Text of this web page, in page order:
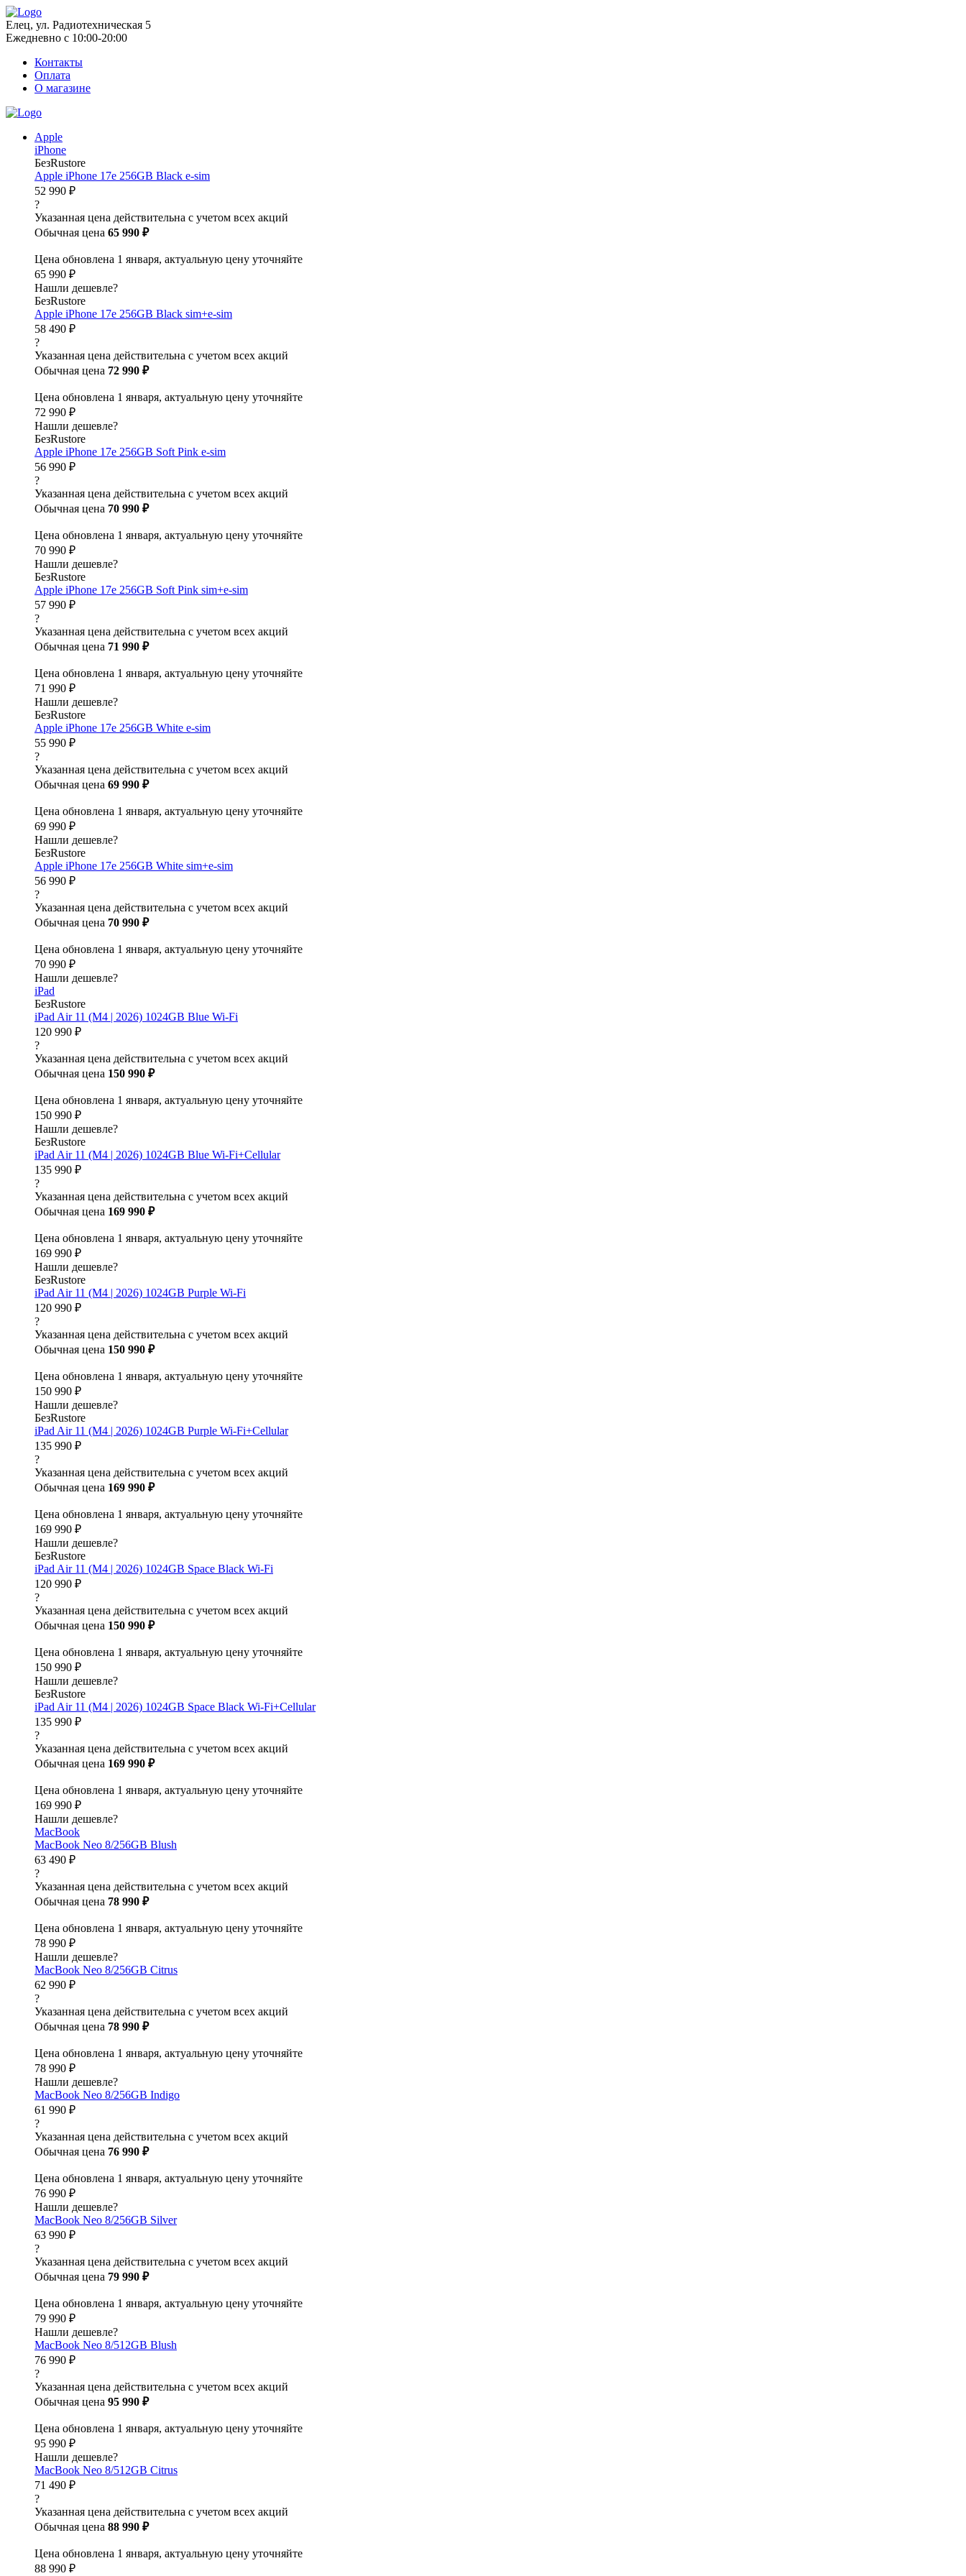
Елец, ул. Радиотехническая 5
Ежедневно с 10:00-20:00
Контакты
Оплата
О магазине
Apple
iPhone
БезRustore
Apple iPhone 17e 256GB Black e-sim
52 990 ₽
?
Указанная цена действительна с учетом всех акций
Обычная цена 65 990 ₽
Цена обновлена 1 января, актуальную цену уточняйте
65 990 ₽
Нашли дешевле?
БезRustore
Apple iPhone 17e 256GB Black sim+e-sim
58 490 ₽
?
Указанная цена действительна с учетом всех акций
Обычная цена 72 990 ₽
Цена обновлена 1 января, актуальную цену уточняйте
72 990 ₽
Нашли дешевле?
БезRustore
Apple iPhone 17e 256GB Soft Pink e-sim
56 990 ₽
?
Указанная цена действительна с учетом всех акций
Обычная цена 70 990 ₽
Цена обновлена 1 января, актуальную цену уточняйте
70 990 ₽
Нашли дешевле?
БезRustore
Apple iPhone 17e 256GB Soft Pink sim+e-sim
57 990 ₽
?
Указанная цена действительна с учетом всех акций
Обычная цена 71 990 ₽
Цена обновлена 1 января, актуальную цену уточняйте
71 990 ₽
Нашли дешевле?
БезRustore
Apple iPhone 17e 256GB White e-sim
55 990 ₽
?
Указанная цена действительна с учетом всех акций
Обычная цена 69 990 ₽
Цена обновлена 1 января, актуальную цену уточняйте
69 990 ₽
Нашли дешевле?
БезRustore
Apple iPhone 17e 256GB White sim+e-sim
56 990 ₽
?
Указанная цена действительна с учетом всех акций
Обычная цена 70 990 ₽
Цена обновлена 1 января, актуальную цену уточняйте
70 990 ₽
Нашли дешевле?
iPad
БезRustore
iPad Air 11 (M4 | 2026) 1024GB Blue Wi-Fi
120 990 ₽
?
Указанная цена действительна с учетом всех акций
Обычная цена 150 990 ₽
Цена обновлена 1 января, актуальную цену уточняйте
150 990 ₽
Нашли дешевле?
БезRustore
iPad Air 11 (M4 | 2026) 1024GB Blue Wi-Fi+Cellular
135 990 ₽
?
Указанная цена действительна с учетом всех акций
Обычная цена 169 990 ₽
Цена обновлена 1 января, актуальную цену уточняйте
169 990 ₽
Нашли дешевле?
БезRustore
iPad Air 11 (M4 | 2026) 1024GB Purple Wi-Fi
120 990 ₽
?
Указанная цена действительна с учетом всех акций
Обычная цена 150 990 ₽
Цена обновлена 1 января, актуальную цену уточняйте
150 990 ₽
Нашли дешевле?
БезRustore
iPad Air 11 (M4 | 2026) 1024GB Purple Wi-Fi+Cellular
135 990 ₽
?
Указанная цена действительна с учетом всех акций
Обычная цена 169 990 ₽
Цена обновлена 1 января, актуальную цену уточняйте
169 990 ₽
Нашли дешевле?
БезRustore
iPad Air 11 (M4 | 2026) 1024GB Space Black Wi-Fi
120 990 ₽
?
Указанная цена действительна с учетом всех акций
Обычная цена 150 990 ₽
Цена обновлена 1 января, актуальную цену уточняйте
150 990 ₽
Нашли дешевле?
БезRustore
iPad Air 11 (M4 | 2026) 1024GB Space Black Wi-Fi+Cellular
135 990 ₽
?
Указанная цена действительна с учетом всех акций
Обычная цена 169 990 ₽
Цена обновлена 1 января, актуальную цену уточняйте
169 990 ₽
Нашли дешевле?
MacBook
MacBook Neo 8/256GB Blush
63 490 ₽
?
Указанная цена действительна с учетом всех акций
Обычная цена 78 990 ₽
Цена обновлена 1 января, актуальную цену уточняйте
78 990 ₽
Нашли дешевле?
MacBook Neo 8/256GB Citrus
62 990 ₽
?
Указанная цена действительна с учетом всех акций
Обычная цена 78 990 ₽
Цена обновлена 1 января, актуальную цену уточняйте
78 990 ₽
Нашли дешевле?
MacBook Neo 8/256GB Indigo
61 990 ₽
?
Указанная цена действительна с учетом всех акций
Обычная цена 76 990 ₽
Цена обновлена 1 января, актуальную цену уточняйте
76 990 ₽
Нашли дешевле?
MacBook Neo 8/256GB Silver
63 990 ₽
?
Указанная цена действительна с учетом всех акций
Обычная цена 79 990 ₽
Цена обновлена 1 января, актуальную цену уточняйте
79 990 ₽
Нашли дешевле?
MacBook Neo 8/512GB Blush
76 990 ₽
?
Указанная цена действительна с учетом всех акций
Обычная цена 95 990 ₽
Цена обновлена 1 января, актуальную цену уточняйте
95 990 ₽
Нашли дешевле?
MacBook Neo 8/512GB Citrus
71 490 ₽
?
Указанная цена действительна с учетом всех акций
Обычная цена 88 990 ₽
Цена обновлена 1 января, актуальную цену уточняйте
88 990 ₽